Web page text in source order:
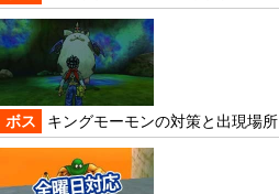
ボス キングモーモンの対策と出現場所